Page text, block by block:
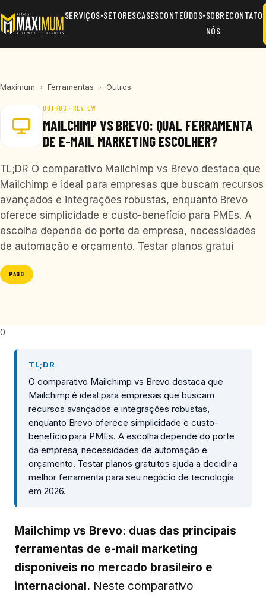
SERVIÇOS▾SETORESCASESCONTEÚDOS▾SOBRE
NÓS
CONTATO
Maximum › Ferramentas › Outros
OUTROS · REVIEW
MAILCHIMP VS BREVO: QUAL FERRAMENTA
DE E-MAIL MARKETING ESCOLHER?
TL;DR O comparativo Mailchimp vs Brevo destaca que
Mailchimp é ideal para empresas que buscam recursos
avançados e integrações robustas, enquanto Brevo
oferece simplicidade e custo-benefício para PMEs. A
escolha depende do porte da empresa, necessidades
de automação e orçamento. Testar planos gratui
PAGO
0
TL;DR
O comparativo Mailchimp vs Brevo destaca que
Mailchimp é ideal para empresas que buscam
recursos avançados e integrações robustas,
enquanto Brevo oferece simplicidade e custo-
benefício para PMEs. A escolha depende do porte
da empresa, necessidades de automação e
orçamento. Testar planos gratuitos ajuda a decidir a
melhor ferramenta para seu negócio de tecnologia
em 2026.
Mailchimp vs Brevo: duas das principais
ferramentas de e-mail marketing
disponíveis no mercado brasileiro e
internacional. Neste comparativo